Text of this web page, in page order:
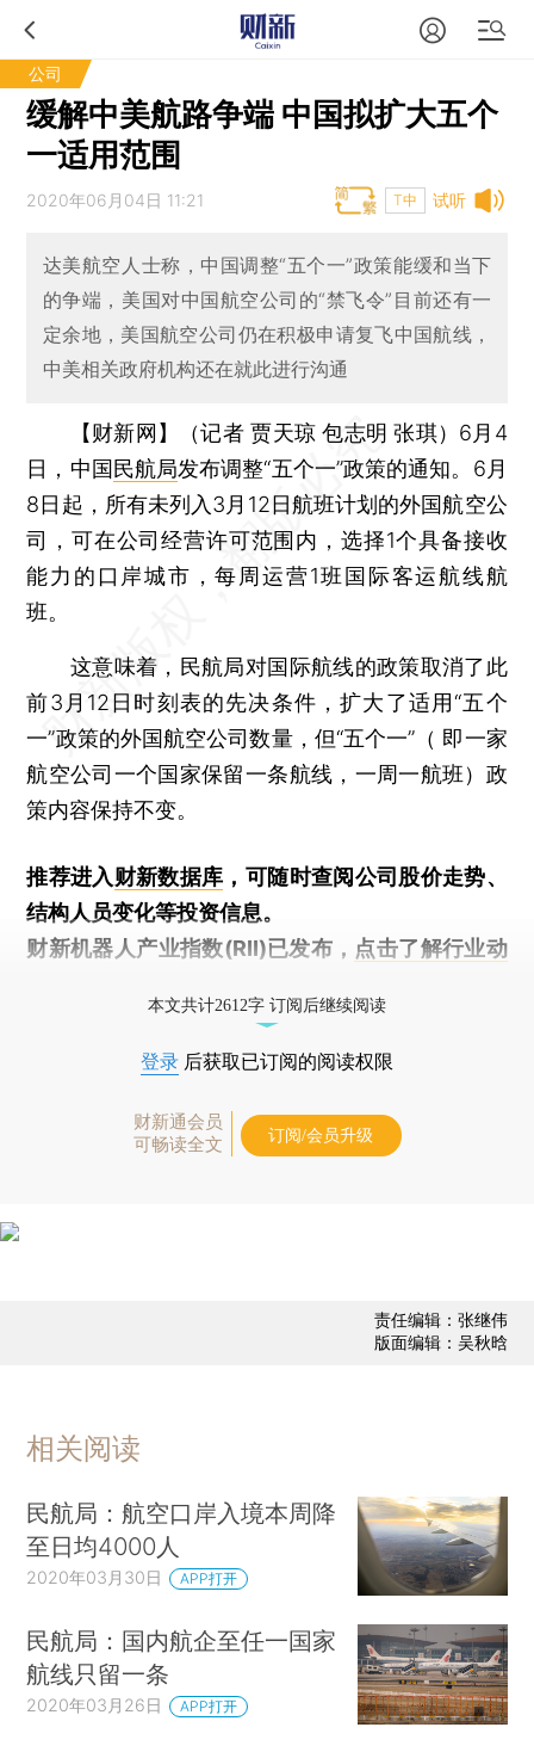
公司
缓解中美航路争端 中国拟扩大五个
一适用范围
试听
2020年06月04日 11:21 T中
达美航空人士称，中国调整“五个一”政策能缓和当下
的争端，美国对中国航空公司的“禁飞令”目前还有一
定余地，美国航空公司仍在积极申请复飞中国航线，
中美相关政府机构还在就此进行沟通
【财新网】（记者 贾天琼 包志明 张琪） 6月4
日，中国 民航局发布调整“五个一”政策的通知。6月
8日起，所有未列入3月12日航班计划的外国航空公
司，可在公司经营许可范围内，选择1个具备接收
能力的口岸城市，每周运营1班国际客运航线航
班。
这意味着，民航局对国际航线的政策取消了此
前3月12日时刻表的先决条件，扩大了适用“五个
一”政策的外国航空公司数量，但“五个一”（ 即一家
航空公司一个国家保留一条航线，一周一航班）政
策内容保持不变。
推荐进入财新数据库 ，可随时查阅公司股价走势、
结构人员变化等投资信息。
财新机器人产业指数(RII)已发布， 点击了解行业动
本文共计2612字 订阅后继续阅读
登录 后获取已订阅的阅读权限
财新通会员
可畅读全文
订阅/会员升级
责任编辑：张继伟
版面编辑：吴秋晗
相关阅读
民航局：航空口岸入境本周降
至日均4000人
2020年03月30日 APP打开
民航局：国内航企至任一国家
航线只留一条
2020年03月26日 APP打开